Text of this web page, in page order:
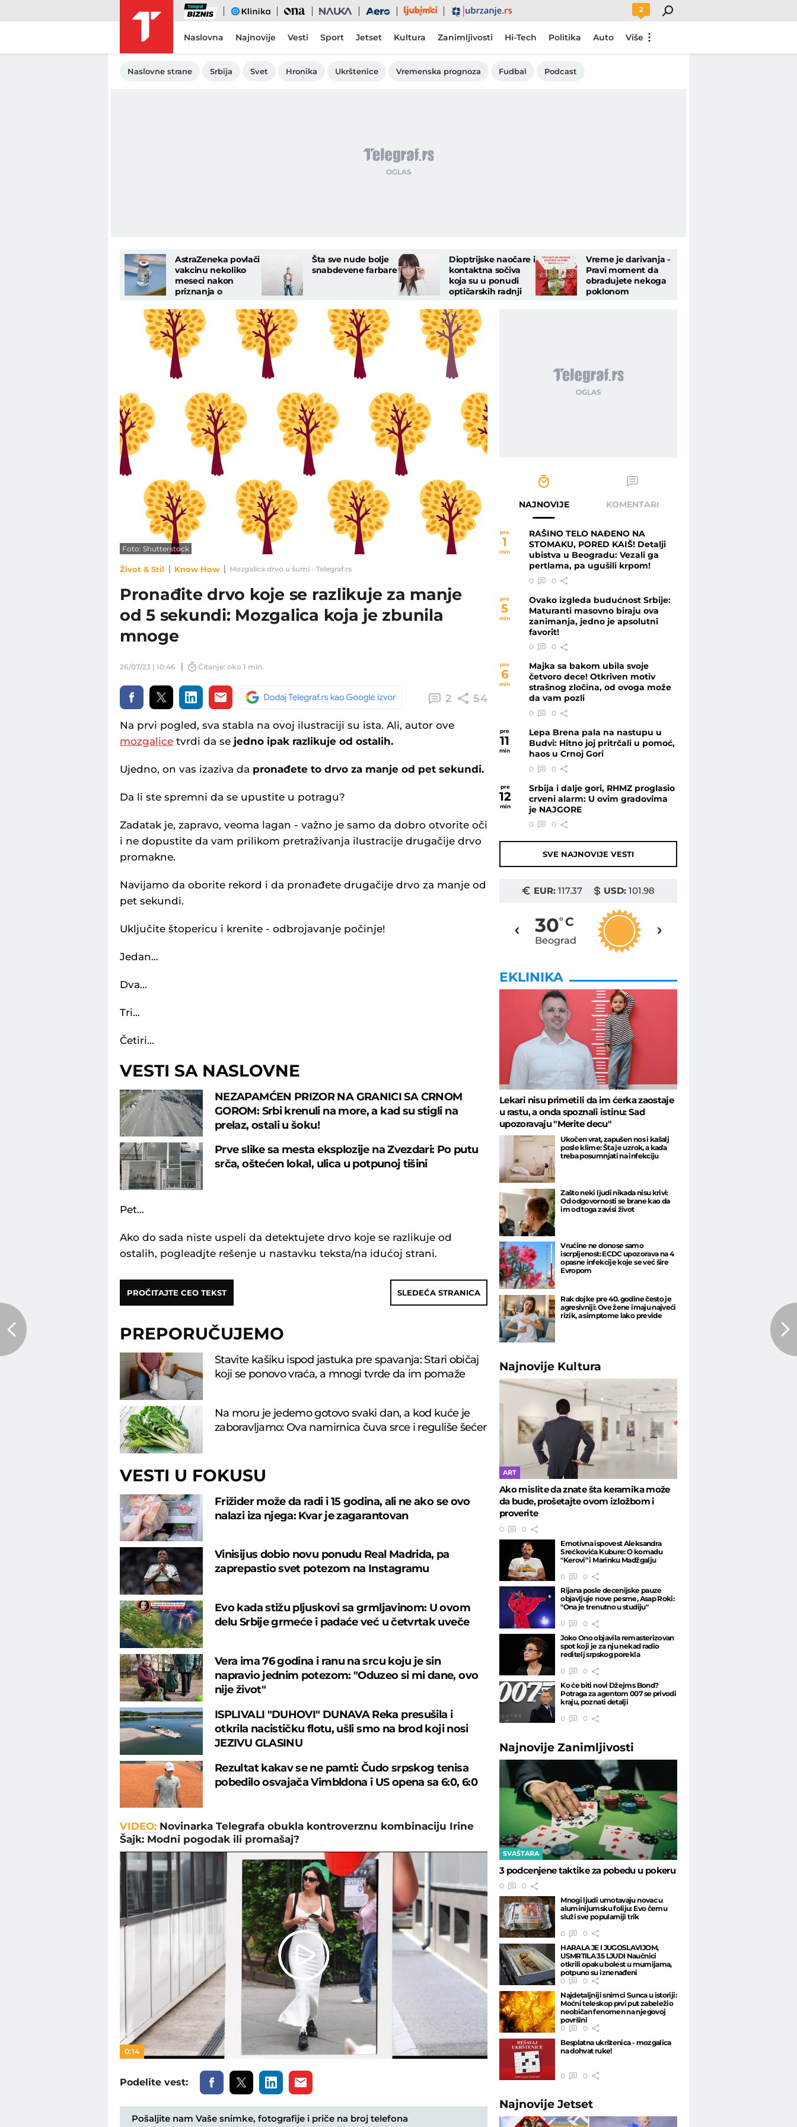
Biznis eKlinika Ona Nauka Aero Ljubimci Ubrzanje 2
Naslovna Najnovije Vesti Sport Jetset Kultura Zanimljivosti Hi-Tech Politika Auto Više
Naslovne strane Srbija Svet Hronika Ukrštenice Vremenska prognoza Fudbal Podcast
AstraZeneka povlači
vakcinu nekoliko
meseci nakon
priznanja o
Šta sve nude bolje
snabdevene farbare
Dioptrijske naočare i
kontaktna sočiva
koja su u ponudi
optičarskih radnji
Vreme je darivanja -
Pravi moment da
obradujete nekoga
poklonom
Foto: Shutterstock
Život & Stil Know How Mozgalica drvo u šumi - Telegraf.rs
Pronađite drvo koje se razlikuje za manje
od 5 sekundi: Mozgalica koja je zbunila
mnoge
26/07/23 | 10:46 Čitanje: oko 1 min.
2 54
Na prvi pogled, sva stabla na ovoj ilustraciji su ista. Ali, autor ove
mozgalice tvrdi da se jedno ipak razlikuje od ostalih.
Ujedno, on vas izaziva da pronađete to drvo za manje od pet sekundi.
Da li ste spremni da se upustite u potragu?
Zadatak je, zapravo, veoma lagan - važno je samo da dobro otvorite oči
i ne dopustite da vam prilikom pretraživanja ilustracije drugačije drvo
promakne.
Navijamo da oborite rekord i da pronađete drugačije drvo za manje od
pet sekundi.
Uključite štopericu i krenite - odbrojavanje počinje!
Jedan…
Dva…
Tri…
Četiri…
VESTI SA NASLOVNE
NEZAPAMĆEN PRIZOR NA GRANICI SA CRNOM
GOROM: Srbi krenuli na more, a kad su stigli na
prelaz, ostali u šoku!
Prve slike sa mesta eksplozije na Zvezdari: Po putu
srča, oštećen lokal, ulica u potpunoj tišini
Pet…
Ako do sada niste uspeli da detektujete drvo koje se razlikuje od
ostalih, pogleadjte rešenje u nastavku teksta/na idućoj strani.
SLEDEĆA STRANICA
PROČITAJTE CEO TEKST
PREPORUČUJEMO
Stavite kašiku ispod jastuka pre spavanja: Stari običaj
koji se ponovo vraća, a mnogi tvrde da im pomaže
Na moru je jedemo gotovo svaki dan, a kod kuće je
zaboravljamo: Ova namirnica čuva srce i reguliše šećer
VESTI U FOKUSU
Frižider može da radi i 15 godina, ali ne ako se ovo
nalazi iza njega: Kvar je zagarantovan
Vinisijus dobio novu ponudu Real Madrida, pa
zaprepastio svet potezom na Instagramu
Evo kada stižu pljuskovi sa grmljavinom: U ovom
delu Srbije grmeće i padaće već u četvrtak uveče
Vera ima 76 godina i ranu na srcu koju je sin
napravio jednim potezom: "Oduzeo si mi dane, ovo
nije život"
ISPLIVALI "DUHOVI" DUNAVA Reka presušila i
otkrila nacističku flotu, ušli smo na brod koji nosi
JEZIVU GLASINU
Rezultat kakav se ne pamti: Čudo srpskog tenisa
pobedilo osvajača Vimbldona i US opena sa 6:0, 6:0
VIDEO: Novinarka Telegrafa obukla kontroverznu kombinaciju Irine
Šajk: Modni pogodak ili promašaj?
Play
Video
0:14
Podelite vest:
Pošaljite nam Vaše snimke, fotografije i priče na broj telefona
NAJNOVIJE KOMENTARI
pre
1
min
RAŠINO TELO NAĐENO NA
STOMAKU, PORED KAIŠ! Detalji
ubistva u Beogradu: Vezali ga
pertlama, pa ugušili krpom!
0 0
pre
5
min
Ovako izgleda budućnost Srbije:
Maturanti masovno biraju ova
zanimanja, jedno je apsolutni
favorit!
0 0
pre
6
min
Majka sa bakom ubila svoje
četvoro dece! Otkriven motiv
strašnog zločina, od ovoga može
da vam pozli
0 0
pre
11
min
Lepa Brena pala na nastupu u
Budvi: Hitno joj pritrčali u pomoć,
haos u Crnoj Gori
0 0
pre
12
min
Srbija i dalje gori, RHMZ proglasio
crveni alarm: U ovim gradovima
je NAJGORE
0 0
SVE NAJNOVIJE VESTI
EUR:117.37 USD: 101.98
25 30o C
Beograd
EKLINIKA
Lekari nisu primetili da im ćerka zaostaje
u rastu, a onda spoznali istinu: Sad
upozoravaju "Merite decu"
Ukočen vrat, zapušen nos i kašalj
posle klime: Šta je uzrok, a kada
treba posumnjati na infekciju
Zašto neki ljudi nikada nisu krivi:
Od odgovornosti se brane kao da
im od toga zavisi život
Vrućine ne donose samo
iscrpljenost: ECDC upozorava na 4
opasne infekcije koje se već šire
Evropom
Rak dojke pre 40. godine često je
agresivniji: Ove žene imaju najveći
rizik, a simptome lako previde
Najnovije Kultura
ART
Ako mislite da znate šta keramika može
da bude, prošetajte ovom izložbom i
proverite
0
0
Emotivna ispovest Aleksandra
Srećkovića Kubure: O komadu
"Kerovi" i Marinku Madžgalju
0
0
Rijana posle decenijske pauze
objavljuje nove pesme, Asap Roki:
"Ona je trenutno u studiju"
0
0
Joko Ono objavila remasterizovan
spot koji je za nju nekad radio
reditelj srpskog porekla
0
0
Ko će biti novi Džejms Bond?
Potraga za agentom 007 se privodi
kraju, poznati detalji
0
0
NajnovijeZanimljivosti
SVAŠTARA
3 podcenjene taktike za pobedu u pokeru
0
0
Mnogi ljudi umotavaju novac u
aluminijumsku foliju: Evo čemu
služi sve popularniji trik
0
0
HARALA JE I JUGOSLAVIJOM,
USMRTILA 35 LJUDI Naučnici
otkrili opaku bolest u mumijama,
potpuno su iznenađeni
0
0
Najdetaljniji snimci Sunca u istoriji:
Moćni teleskop prvi put zabeležio
neobičan fenomen na njegovoj
površini
0
0
Besplatna ukrštenica - mozgalica
na dohvat ruke!
0 0
NajnovijeJetset